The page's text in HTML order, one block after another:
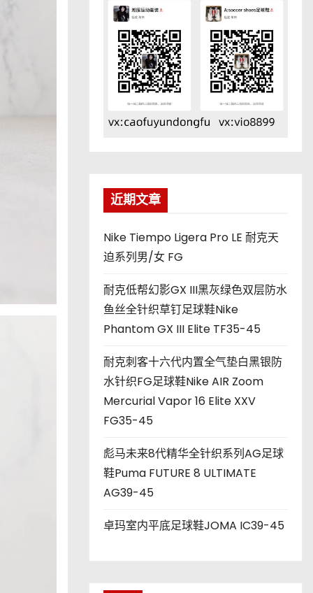
近期文章
Nike Tiempo Ligera Pro LE 耐克天
迫系列男/女 FG
耐克低帮幻影GX III黑灰绿色双层防水
鱼丝全针织草钉足球鞋Nike
Phantom GX III Elite TF35-45
耐克刺客十六代内置全气垫白黑银防
水针织FG足球鞋Nike AIR Zoom
Mercurial Vapor 16 Elite XXV
FG35-45
彪马未来8代精华全针织系列AG足球
鞋Puma FUTURE 8 ULTIMATE
AG39-45
卓玛室内平底足球鞋JOMA IC39-45